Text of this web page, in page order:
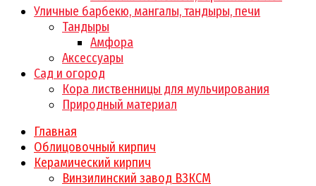
Уличные барбекю, мангалы, тандыры, печи
Тандыры
Амфора
Аксессуары
Сад и огород
Кора лиственницы для мульчирования
Природный материал
Главная
Облицовочный кирпич
Керамический кирпич
Винзилинский завод ВЗКСМ